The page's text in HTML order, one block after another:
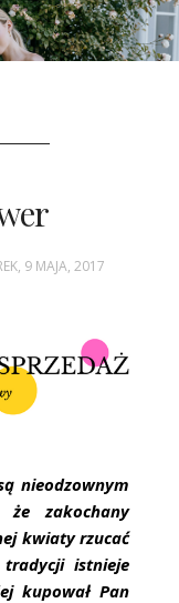
9 MAJA, 2017
nieodzownym
że zakochany
kwiaty rzucać
istnieje
kupował Pan